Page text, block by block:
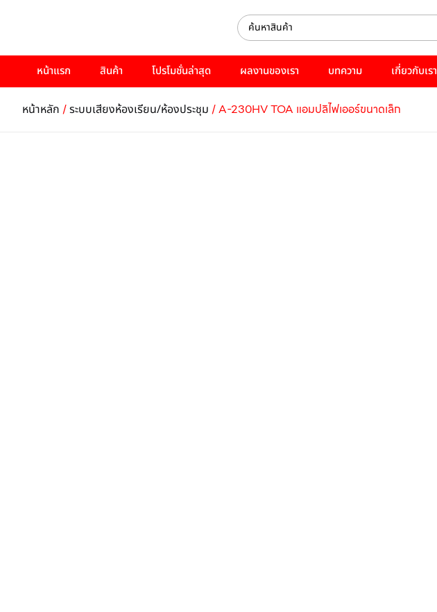
หน้าแรก สินค้า โปรโมชั่นล่าสุด ผลงานของเรา บทความ เกี่ยวกับเรา
หน้าหลัก /ระบบเสียงห้องเรียน/ห้องประชุม / A-230HV TOA แอมปลิไฟเออร์ขนาดเล็ก